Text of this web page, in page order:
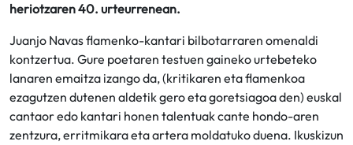
heriotzaren 40. urteurrenean.
Juanjo Navas flamenko-kantari bilbotarraren omenaldi
kontzertua. Gure poetaren testuen gaineko urtebeteko
lanaren emaitza izango da, (kritikaren eta flamenkoa
ezagutzen dutenen aldetik gero eta goretsiagoa den) euskal
cantaor edo kantari honen talentuak cante hondo-aren
zentzura, erritmikara eta artera moldatuko duena. Ikuskizun